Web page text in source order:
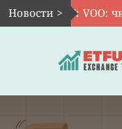
Skip
to
Новости >
Авг 7:VOO:
ГЛАВНАЯ